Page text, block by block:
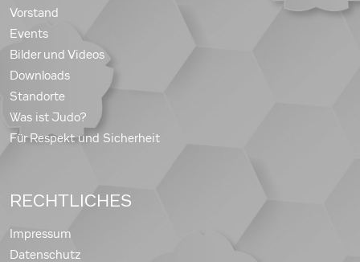
Vorstand
Events
Bilder und Videos
Downloads
Standorte
Was ist Judo?
Für Respekt und Sicherheit
RECHTLICHES
Impressum
Datenschutz